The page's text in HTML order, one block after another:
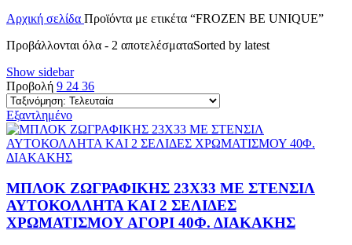
Αρχική σελίδα Προϊόντα με ετικέτα “FROZEN BE UNIQUE”
Προβάλλονται όλα - 2 αποτελέσματαSorted by latest
Show sidebar
Προβολή 9 24 36
Εξαντλημένο
ΜΠΛΟΚ ΖΩΓΡΑΦΙΚΗΣ 23Χ33 ΜΕ ΣΤΕΝΣΙΛ
ΑΥΤΟΚΟΛΛΗΤΑ ΚΑΙ 2 ΣΕΛΙΔΕΣ
ΧΡΩΜΑΤΙΣΜΟΥ ΑΓΟΡΙ 40Φ. ΔΙΑΚΑΚΗΣ